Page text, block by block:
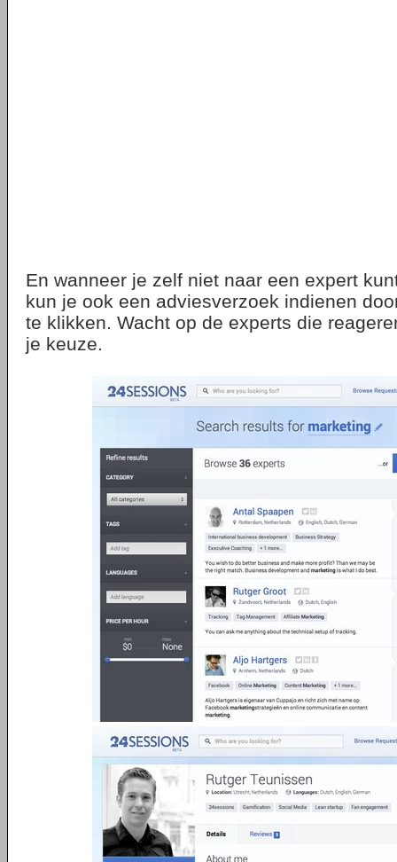
En wanneer je zelf niet naar een expert
kun je ook een adviesverzoek indienen
te klikken. Wacht op de experts die
je keuze.